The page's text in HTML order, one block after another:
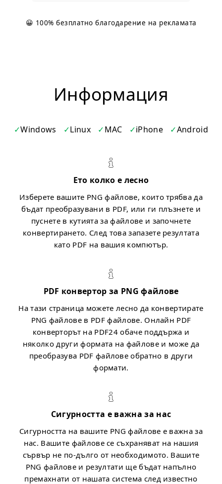
😀 100% безплатно благодарение на рекламата
Информация
Windows Linux MAC iPhone Android
Ето колко е лесно
Изберете вашите PNG файлове, които трябва да
бъдат преобразувани в PDF, или ги плъзнете и
пуснете в кутията за файлове и започнете
конвертирането. След това запазете резултата
като PDF на вашия компютър.
PDF конвертор за PNG файлове
На тази страница можете лесно да конвертирате
PNG файлове в PDF файлове. Онлайн PDF
конверторът на PDF24 обаче поддържа и
няколко други формата на файлове и може да
преобразува PDF файлове обратно в други
формати.
Сигурността е важна за нас
Сигурността на вашите PNG файлове е важна за
нас. Вашите файлове се съхраняват на нашия
сървър не по-дълго от необходимото. Вашите
PNG файлове и резултати ще бъдат напълно
премахнати от нашата система след известно